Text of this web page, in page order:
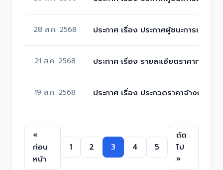
28 ส.ค. 2568 ประกาศ เรื่อง ประกาศผู้ชนะการเสนอ
21 ส.ค. 2568 ประกาศ เรื่อง รายละเอียดราคากลา
19 ส.ค. 2568 ประกาศ เรื่อง ประกวดราคาจ้างก่อส
«
ก่อน
หน้า
1 2 3 4 5
ถัด
ไป
»